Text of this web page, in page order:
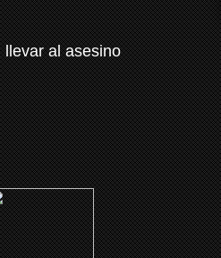
al asesino